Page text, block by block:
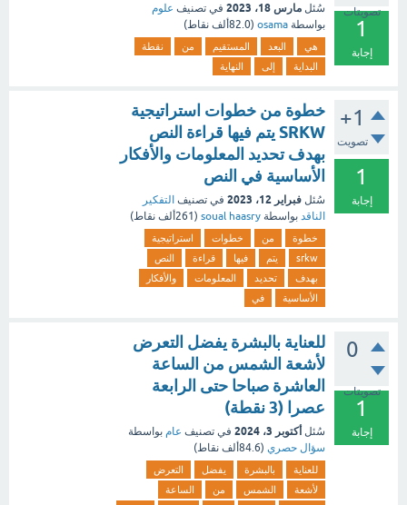
تصويتات
1
إجابة
سُئل مارس 18، 2023 في تصنيف علوم
بواسطة osama
(82.0ألف نقاط)
هي البعد المستقيم من
نقطة
البداية
إلى النهاية
+1
تصويت
1
إجابة
خطوة من خطوات استراتيجية
SRKW يتم فيها قراءة النص
بهدف تحديد المعلومات والأفكار
الأساسية في النص
سُئل فبراير 12، 2023 في تصنيف التفكير
الناقد بواسطة soual haasry
( 261ألف نقاط)
خطوة من خطوات
استراتيجية
srkw
يتم فيها قراءة
النص
بهدف
تحديد المعلومات
والأفكار
الأساسية
في
0
تصويتات
1
إجابة
للعناية بالبشرة يفضل التعرض
لأشعة الشمس من الساعة
العاشرة صباحا حتى الرابعة
عصرا (3 نقطة)
سُئل أكتوبر 3، 2024 في تصنيف عام بواسطة
سؤال حصري (84.6ألف نقاط)
للعناية بالبشرة يفضل
التعرض
لأشعة
الشمس من
الساعة